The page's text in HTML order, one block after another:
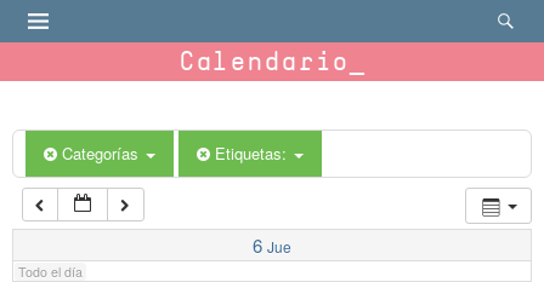
Calendario
Categorías Etiquetas:
6 Jue
Todo el día
6:00 am
7:00 am